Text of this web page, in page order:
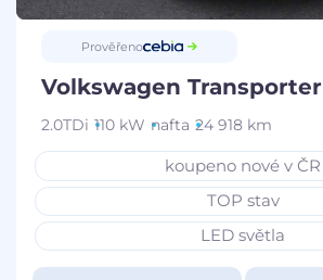
Prověřeno
Volkswagen Transporter
2.0TDi 110 kW nafta 24 918 km
koupeno nové v ČR
TOP stav
LED světla